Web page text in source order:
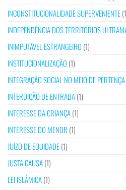
INCONSTITUCIONALIDADE SUPERVENIENTE
INDEPENDÊNCIA DOS TERRITÓRIOS
INIMPUTÁVEL ESTRANGEIRO (1)
INSTITUCIONALIZAÇÃO (1)
INTEGRAÇÃO SOCIAL NO MEIO DE PERTENÇA
INTERDIÇÃO DE ENTRADA(1)
INTERESSE DA CRIANÇA(1)
INTERESSE DO MENOR (1)
JUÍZO DE EQUIDADE(1)
JUSTA CAUSA(1)
LEI ISLÂMICA(1)